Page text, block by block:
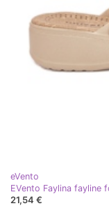
eVento
EVento Faylina fayline
21,54 €